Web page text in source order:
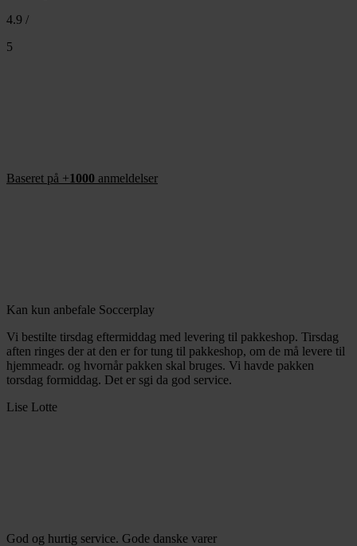
4.9 /
5
Baseret på +1000 anmeldelser
Kan kun anbefale Soccerplay
Vi bestilte tirsdag eftermiddag med levering til pakkeshop. Tirsdag
aften ringes der at den er for tung til pakkeshop, om de må levere til
hjemmeadr. og hvornår pakken skal bruges. Vi havde pakken
torsdag formiddag. Det er sgi da god service.
Lise Lotte
God og hurtig service. Gode danske varer